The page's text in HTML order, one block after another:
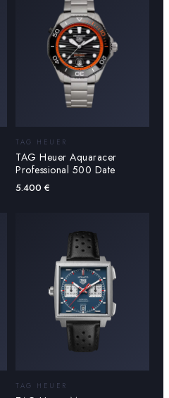
TAG HEUER
TAG Heuer Aquaracer
Professional 500 Date
5.400 €
TAG HEUER